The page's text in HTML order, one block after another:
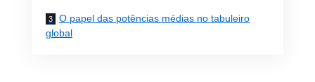
O papel das potências médias no tabuleiro
global